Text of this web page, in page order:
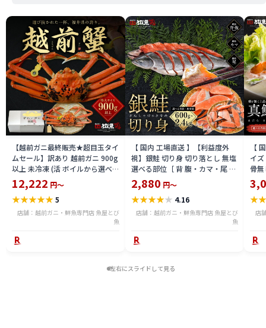
【越前ガニ最終販売★超目玉タイ
ムセール】訳あり 越前ガニ 900g
以上 未冷凍 (活 ボイルから選べ
る) 福井県産 国産 産地直送 脚折
れ 訳ありカニ 越前がに ズワイガ
ニ 越前 かに 送料無料 etz-900w
12,222 円～
★★★★★5
店舗：越前ガニ・鮮魚専門店 魚屋とび
魚
【 国内 工場直送 】【利益度外
視】銀鮭 切り身 切り落とし 無塩
選べる部位［ 背 腹・カマ・尾 ］
600g〜2.4kg 骨取り・骨無し 骨
あり 切り落とし 骨取り・骨無し
切身 ses2301-12ka
2,880 円～
★★★★★ 4.16
店舗：越前ガニ・鮮魚専門店 魚屋とび
魚
【
イ
骨
(真
ライ
★
店
左右にスライドして見る